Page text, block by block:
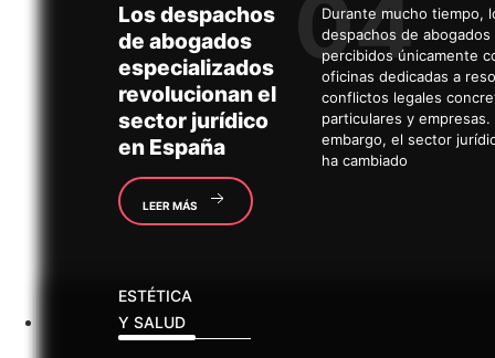
Losdespachos
de abogados
especializados
revolucionan el
sector jurídico
en España
LEER MÁS
Durante mucho tiempo,
despachos de
percibidos únicamente
oficinas dedicadas a
conflictos legales
particulares y empresas.
embargo, el sector
ha cambiado
ESTÉTICA
Y SALUD